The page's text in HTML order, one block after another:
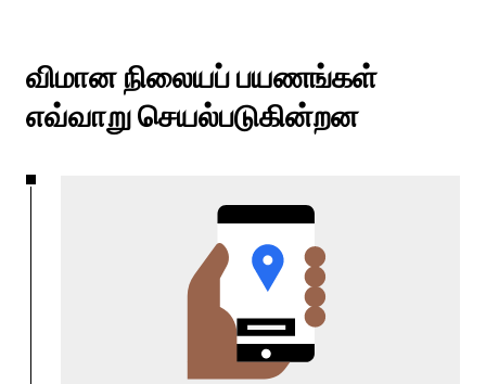
விமான நிலையப் பயணங்கள்
எவ்வாறு செயல்படுகின்றன